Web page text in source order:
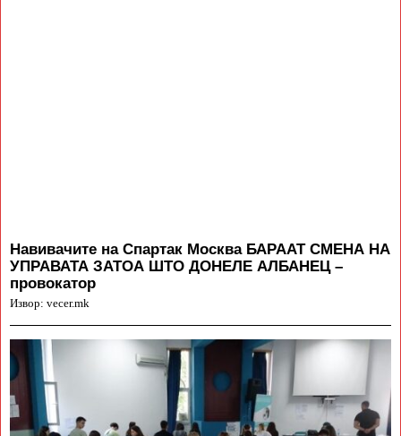
Навивачите на Спартак Москва БАРААТ СМЕНА НА
УПРАВАТА ЗАТОА ШТО ДОНЕЛЕ АЛБАНЕЦ –
провокатор
Извор: vecer.mk